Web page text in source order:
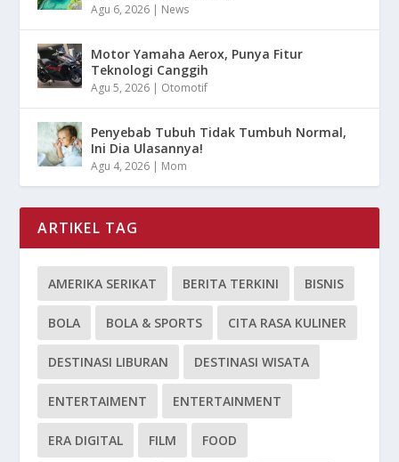
Agu 6, 2026 | News
Motor Yamaha Aerox, Punya Fitur
Teknologi Canggih
Agu 5, 2026 | Otomotif
Penyebab Tubuh Tidak Tumbuh Normal,
Ini Dia Ulasannya!
Agu 4, 2026 | Mom
ARTIKEL TAG
AMERIKA SERIKAT BERITA TERKINI BISNIS
BOLA BOLA & SPORTS CITA RASA KULINER
DESTINASI LIBURAN DESTINASI WISATA
ENTERTAIMENT ENTERTAINMENT
ERA DIGITAL FILM FOOD